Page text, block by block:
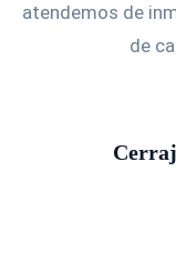
atendemos de
de